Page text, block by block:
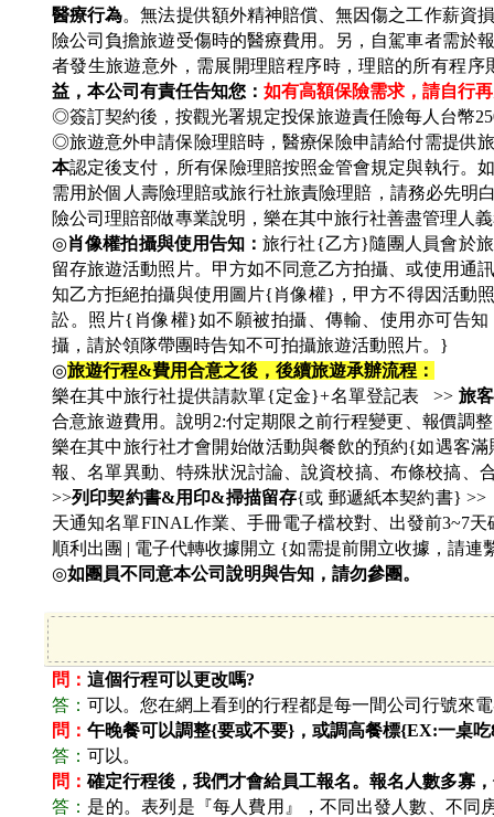
醫療行為。無法提供額外精神賠償、無因傷之工作薪資
險公司負擔旅遊受傷時的醫療費用。另，自駕車者需於
者發生旅遊意外，需展開理賠程序時，理賠的所有程
益，本公司有責任告知您： 如有高額保險需求，請自行
◎簽訂契約後，按觀光署規定投保旅遊責任險每人台幣
◎旅遊意外申請保險理賠時，醫療保險申請給付需提供
本認定後支付，所有保險理賠按照金管會規定與執行。
需用於個人壽險理賠或旅行社旅責險理賠，請務必先明
險公司理賠部做專業說明，樂在其中旅行社善盡管理人
◎肖像權拍攝與使用告知：旅行社{乙方}隨團人員會於
留存旅遊活動照片。甲方如不同意乙方拍攝、或使用通
知乙方拒絕拍攝與使用圖片{肖像權}，甲方不得因活動
訟。照片{肖像權}如不願被拍攝、傳輸、使用亦可告
攝，請於領隊帶團時告知不可拍攝旅遊活動照片。}
◎旅遊行程&費用合意之後，後續旅遊承辦流程：
樂在其中旅行社提供請款單{定金}+名單登記表 >> 旅
合意旅遊費用。說明2:付定期限之前行程變更、報價調
樂在其中旅行社才會開始做活動與餐飲的預約{如遇客
報、名單異動、特殊狀況討論、說資校搞、布條校搞、
>>列印契約書&用印&掃描留存{或 郵遞紙本契約書}
天通知名單FINAL作業、手冊電子檔校對、出發前3~7
順利出團 | 電子代轉收據開立 {如需提前開立收據，請連
◎如團員不同意本公司說明與告知，請勿參團。
問： 這個行程可以更改嗎?
答： 可以。您在網上看到的行程都是每一間公司行號來
問： 午晚餐可以調整{要或不要}，或調高餐標{EX:一桌
答： 可以。
問： 確定行程後，我們才會給員工報名。報名人數多寡
答： 是的。表列是『每人費用』，不同出發人數、不同